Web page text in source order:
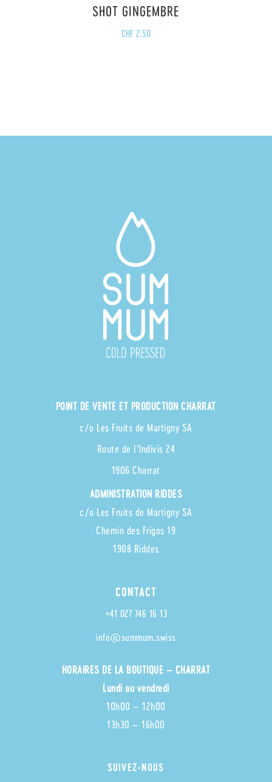
SHOT GINGEMBRE
CHF2.50
POINT DE VENTE ET PRODUCTION CHARRAT
c/o Les Fruits de Martigny SA
Route de l’Indivis 24
1906 Charrat
ADMINISTRATION RIDDES
c/o Les Fruits de Martigny SA
Chemin des Frigos 19
1908 Riddes
CONTACT
+41 027 746 16 13
info@summum.swiss
HORAIRES DE LA BOUTIQUE – CHARRAT
Lundi au vendredi
10h00 – 12h00
13h30 – 16h00
SUIVEZ-NOUS